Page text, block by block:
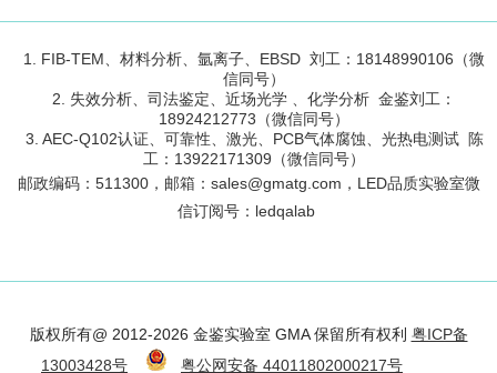
1. FIB-TEM、材料分析、氩离子、EBSD 刘工：18148990106（微
信同号）
2. 失效分析、司法鉴定、近场光学 、化学分析 金鉴刘工：
18924212773（微信同号）
3. AEC-Q102认证、可靠性、激光、PCB气体腐蚀、光热电测试 陈
工：13922171309（微信同号）
邮政编码： 511300，邮箱：sales@gmatg.com，LED品质实验室微
信订阅号：ledqalab
版权所有@ 2012-2026 金鉴实验室 GMA 保留所有权利 粤ICP备
13003428号
粤公网安备 44011802000217号